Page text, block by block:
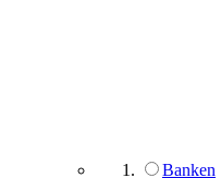
Banken